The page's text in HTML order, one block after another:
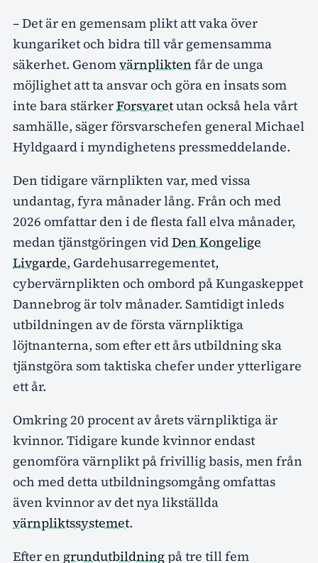
– Det är en gemensam plikt att vaka över
kungariket och bidra till vår gemensamma
säkerhet. Genomvärnplikten får de unga
möjlighet att ta ansvar och göra en insats som
inte bara stärkerForsvaretutan också hela vårt
samhälle, säger försvarschefen general Michael
Hyldgaard i myndighetens pressmeddelande.
Den tidigare värnplikten var, med vissa
undantag, fyra månader lång. Från och med
2026 omfattar den i de flesta fall elva månader,
medan tjänstgöringen vidDen Kongelige
Livgarde, Gardehusarregementet,
cybervärnplikten och ombord på Kungaskeppet
Dannebrog är tolv månader. Samtidigt inleds
utbildningen av de första värnpliktiga
löjtnanterna, som efter ett års utbildning ska
tjänstgöra som taktiska chefer under ytterligare
ett år.
Omkring 20 procent av årets värnpliktiga är
kvinnor. Tidigare kunde kvinnor endast
genomföra värnplikt på frivillig basis, men från
och med detta utbildningsomgång omfattas
även kvinnor av det nya likställda
värnpliktssystemet.
Efter en grundutbildningpå tre till fem